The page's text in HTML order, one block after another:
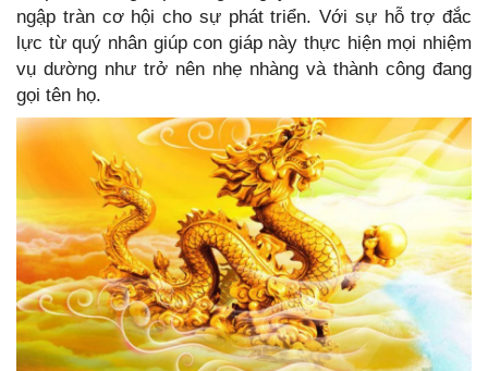
ngập tràn cơ hội cho sự phát triển. Với sự hỗ trợ đắc
lực từ quý nhân giúp con giáp này thực hiện mọi nhiệm
vụ dường như trở nên nhẹ nhàng và thành công đang
gọi tên họ.